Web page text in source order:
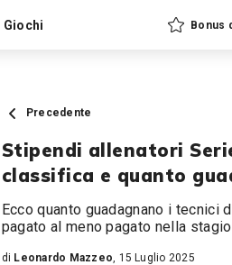
Giochi Bonus
Precedente
Stipendi allenatori
classifica e quanto
Ecco quanto guadagnano i tecnici
pagato al meno pagato nella
di Leonardo Mazzeo, 15 Luglio 2025